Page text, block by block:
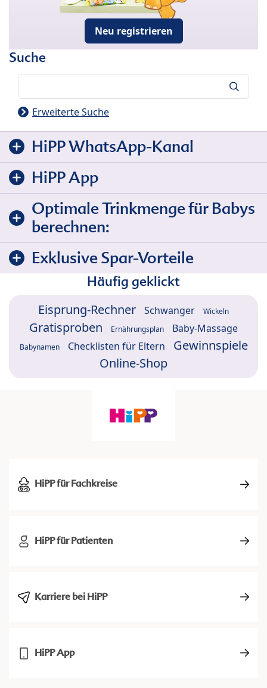
Neu registrieren
Suche
Erweiterte Suche
HiPP WhatsApp-Kanal
HiPP App
Optimale Trinkmenge für Babys
berechnen:
Exklusive Spar-Vorteile
Häufig geklickt
Eisprung-Rechner Schwanger Wickeln
Gratisproben Ernährungsplan Baby-Massage
Babynamen Checklisten für Eltern
Gewinnspiele
Online-Shop
HiPP für Fachkreise
HiPP für Patienten
Karriere bei HiPP
HiPP App